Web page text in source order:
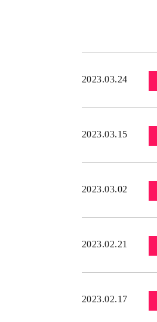
2023.03.24
2023.03.15
2023.03.02
2023.02.21
2023.02.17